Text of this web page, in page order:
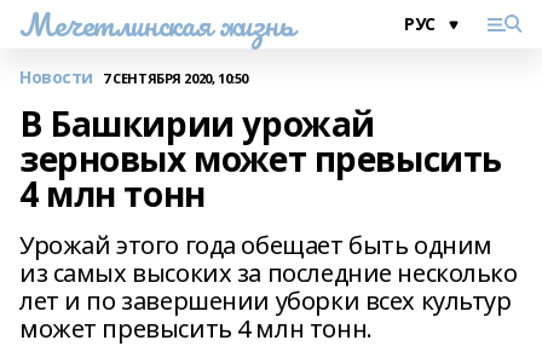
Мечетлинская жизнь
Новости 7 СЕНТЯБРЯ 2020, 10:50
В Башкирии урожай
зерновых может превысить
4 млн тонн
Урожай этого года обещает быть одним
из самых высоких за последние несколько
лет и по завершении уборки всех культур
может превысить 4 млн тонн.